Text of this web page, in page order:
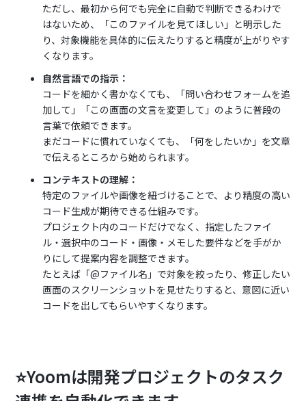
ただし、最初から何でも完全に自動で判断できるわけで
はないため、「このファイルを見てほしい」と明示した
り、対象機能を具体的に伝えたりすると精度が上がりやす
くなります。
自然言語での指示：
コードを細かく書かなくても、「問い合わせフォームを追
加して」「この画面の文言を変更して」のように普段の
言葉で依頼できます。
まだコードに慣れていなくても、「何をしたいか」を文章
で伝えるところから始められます。
コンテキストの理解：
特定のファイルや画像を紐づけることで、より精度の高い
コード生成が期待できる仕組みです。
プロジェクト内のコードだけでなく、指定したファイ
ル・選択中のコード・画像・メモした要件などを手がか
りにして提案内容を調整できます。
たとえば「@ファイル名」で対象を絞ったり、修正したい
画面のスクリーンショットを見せたりすると、意図に近い
コードを出してもらいやすくなります。
⭐Yoomは開発プロジェクトのタスク